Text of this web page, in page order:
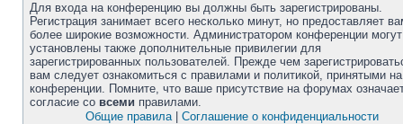
Для входа на конференцию вы должны быть зарегистрированы.
Регистрация занимает всего несколько минут, но предоставляет
более широкие возможности. Администратором конференции
установлены также дополнительные привилегии для
зарегистрированных пользователей. Прежде чем
вам следует ознакомиться с правилами и политикой, принятыми на
конференции. Помните, что ваше присутствие на форумах
согласие со всеми правилами.
Общие правила| Соглашение о конфиденциальности